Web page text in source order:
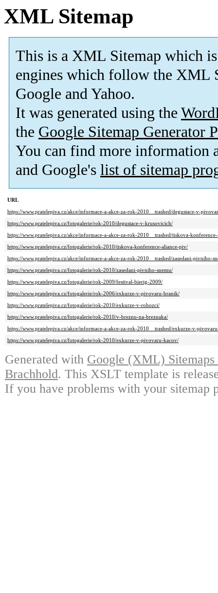
XML Sitemap
This is a XML Sitemap which is
engines which follow the XML
Google and Yahoo.
It was generated using the
the Google Sitemap Generator
You can find more information
and Google's list of sitemap
URL
https://www.pratelepiva.cz/akce/informace-a-akce-za-rok-2010__trashed/degustace-v-
https://www.pratelepiva.cz/fotogalerie/rok-2010/degustace-v-krusovicich/
https://www.pratelepiva.cz/akce/informace-a-akce-za-rok-2010__trashed/tiskova-
https://www.pratelepiva.cz/fotogalerie/rok-2010/tiskova-konference-aliance-piv/
https://www.pratelepiva.cz/akce/informace-a-akce-za-rok-2010__trashed/zasedani-pivniho-
https://www.pratelepiva.cz/fotogalerie/rok-2010/zasedani-pivniho-snemu/
https://www.pratelepiva.cz/fotogalerie/rok-2009/festival-bierig-2009/
https://www.pratelepiva.cz/fotogalerie/rok-2006/exkurze-v-pivovaru-branik/
https://www.pratelepiva.cz/fotogalerie/rok-2010/exkurze-v-rohozci/
https://www.pratelepiva.cz/fotogalerie/rok-2010/v-breznu-na-breznaka/
https://www.pratelepiva.cz/akce/informace-a-akce-za-rok-2010__trashed/exkurze-v-
https://www.pratelepiva.cz/fotogalerie/rok-2010/exkurze-v-pivovaru-kacov/
Generated with Google (XML)
Brachhold. This XSLT template is
If you have problems with your sitemap